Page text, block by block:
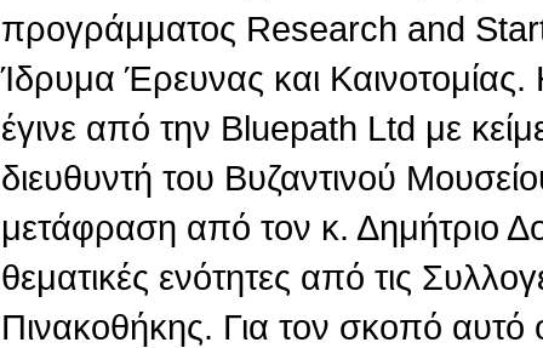
προγράμματος Research and
Ίδρυμα Έρευνας και
έγινε από την Βluepath Ltd με
διευθυντή του Βυζαντινού
μετάφραση από τον κ. Δημήτριο
θεματικές ενότητες από τις
Πινακοθήκης. Για τον σκοπό